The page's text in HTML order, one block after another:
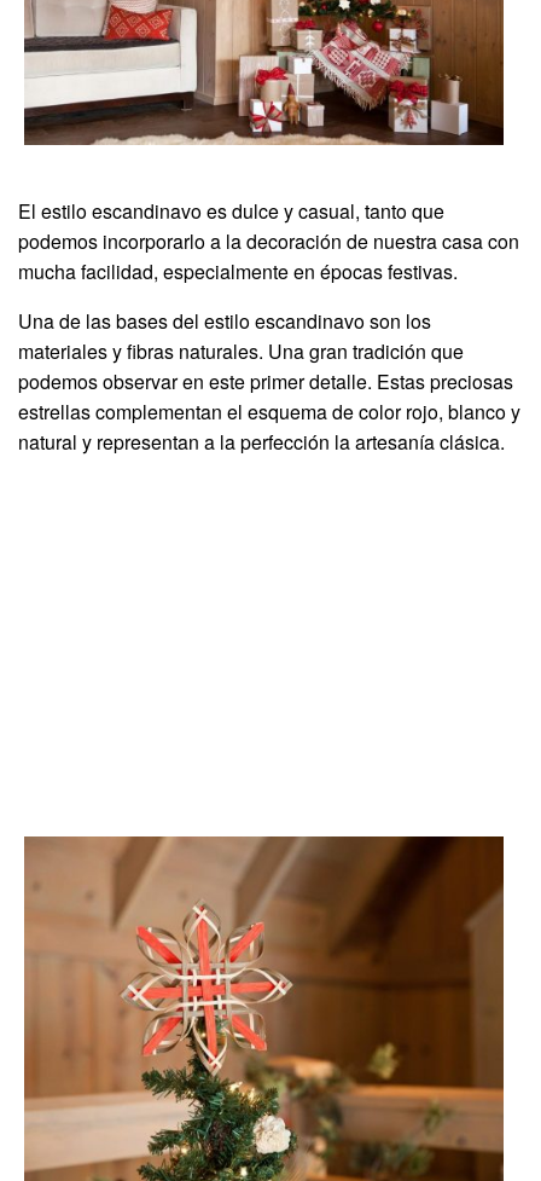
El estilo escandinavo es dulce y casual, tanto que
podemos incorporarlo a la decoración de nuestra casa con
mucha facilidad, especialmente en épocas festivas.
Una de las bases del estilo escandinavo son los
materiales y fibras naturales. Una gran tradición que
podemos observar en este primer detalle. Estas preciosas
estrellas complementan el esquema de color rojo, blanco y
natural y representan a la perfección la artesanía clásica.